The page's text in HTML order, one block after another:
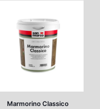
Marmorino Classico